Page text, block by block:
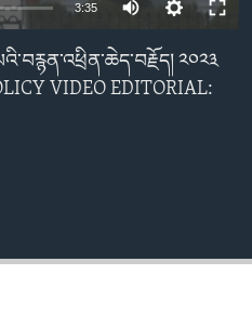
3:35
༢༠༢༣
VIDEO EDITORIAL: